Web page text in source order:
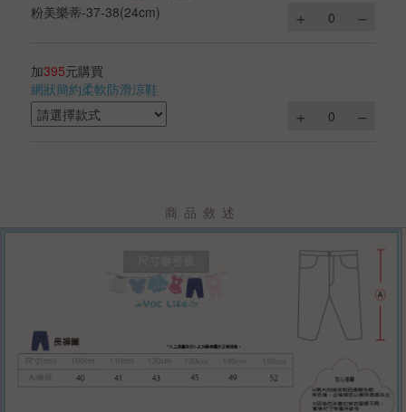
粉美樂蒂-37-38(24cm)
加395元購買
網狀簡約柔軟防滑涼鞋
商品敘述